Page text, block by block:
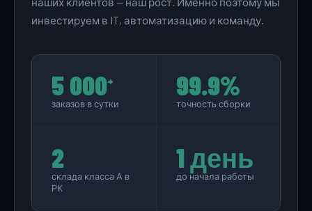
инвестируем в IT, автоматизацию и команду.
5 000+
заказов в сутки
99.9%
точность сборки
2
склада класса А в
РК
1 день
до начала работы